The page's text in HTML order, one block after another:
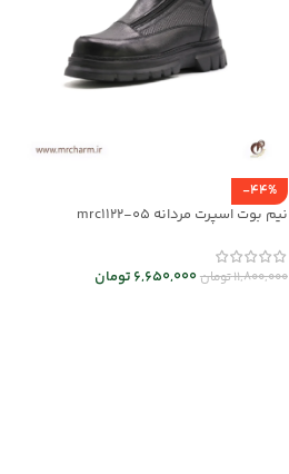
-44%
نیم بوت اسپرت مردانه mrc1122-05
11,800,000تومان6,650,000 تومان